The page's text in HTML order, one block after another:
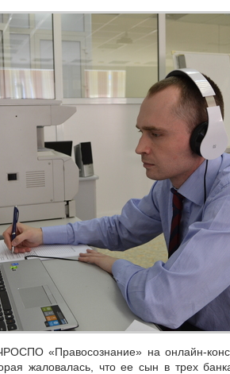
«Правосознание» на онлайн-
жаловалась, что ее сын в трех